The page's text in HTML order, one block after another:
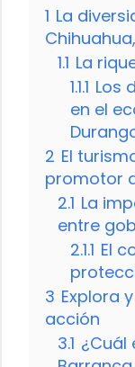
1 La
1.1 La
1.1.1 Los
en el
2 El
promotor
2.1 La
entre
2.1.1 El
3 Explora
acción
3.1 ¿Cuál